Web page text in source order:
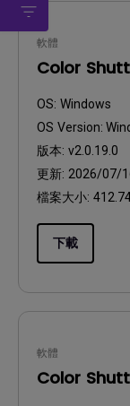
軟體
Color
OS: Windows
OS Version:
版本: v2.0.19.0
更新: 2026/07/
檔案大小:
下載
軟體
Color